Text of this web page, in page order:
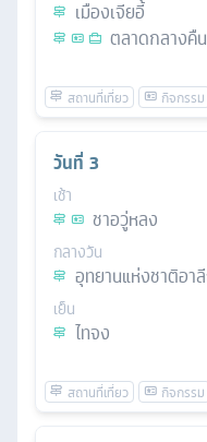
เมืองเจียอี้
ตลาดกลางคื
วันที่ 3
เช้า
ชาอวู่หลง
กลางวัน
อุทยานแห่งชาติอา
เย็น
ไทจง